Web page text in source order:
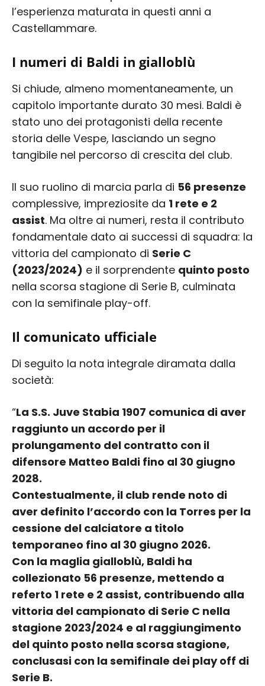
l’esperienza maturata in questi anni a
Castellammare.
I numeri di Baldi in gialloblù
Si chiude, almeno momentaneamente, un
capitolo importante durato 30 mesi. Baldi è
stato uno dei protagonisti della recente
storia delle Vespe, lasciando un segno
tangibile nel percorso di crescita del club.
Il suo ruolino di marcia parla di 56 presenze
complessive, impreziosite da 1 rete e 2
assist. Ma oltre ai numeri, resta il contributo
fondamentale dato ai successi di squadra: la
vittoria del campionato di Serie C
(2023/2024) e il sorprendente quinto posto
nella scorsa stagione di Serie B, culminata
con la semifinale play-off.
Il comunicato ufficiale
Di seguito la nota integrale diramata dalla
società:
“La S.S. Juve Stabia 1907 comunica di aver
raggiunto un accordo per il
prolungamento del contratto con il
difensore Matteo Baldi fino al 30 giugno
2028.
Contestualmente, il club rende noto di
aver definito l’accordo con la Torres per la
cessione del calciatore a titolo
temporaneo fino al 30 giugno 2026.
Con la maglia gialloblù, Baldi ha
collezionato 56 presenze, mettendo a
referto 1 rete e 2 assist, contribuendo alla
vittoria del campionato di Serie C nella
stagione 2023/2024 e al raggiungimento
del quinto posto nella scorsa stagione,
conclusasi con la semifinale dei play off di
Serie B.